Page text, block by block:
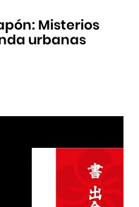
Misterios
urbanas